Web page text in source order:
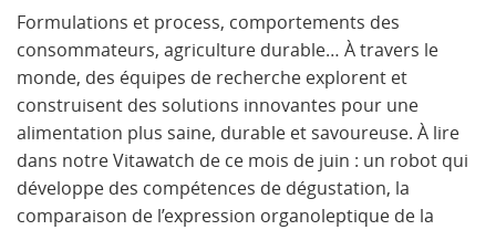
Formulations et process, comportements des
consommateurs, agriculture durable… À travers le
monde, des équipes de recherche explorent et
construisent des solutions innovantes pour une
alimentation plus saine, durable et savoureuse. À lire
dans notre Vitawatch de ce mois de juin : un robot qui
développe des compétences de dégustation, la
comparaison de l’expression organoleptique de la